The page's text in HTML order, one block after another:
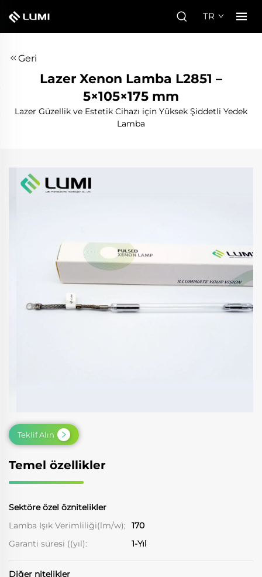
TR
Geri
Lazer Xenon Lamba L2851 –
5×105×175 mm
Lazer Güzellik ve Estetik Cihazı için Yüksek Şiddetli Yedek
Lamba
Temel özellikler
Sektöre özel öznitelikler
Lamba Işık Verimliliği(lm/w);
170
Garanti süresi ((yıl):
1-Yıl
Diğer nitelikler
Teklif Alın